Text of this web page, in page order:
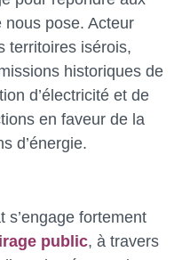
pose. Acteur
territoires isérois,
historiques de
d’électricité et de
en faveur de la
d’énergie.
s’engage fortement
public, à travers